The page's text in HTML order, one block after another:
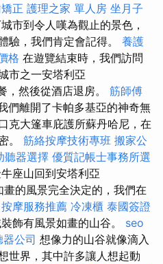
正 護理之家 單人房 坐月子
市到令人嘆為觀止的景色，
驗，我們肯定會記得。 養護
格 在遊覽結束時，我們訪問
市之一安塔利亞
，然後從酒店退房。 筋師傅
們離開了卡帕多基亞的神奇無
克大篷車庇護所蘇丹哈尼，在
。 筋絡按摩技術專班 搬家公
聽器選擇 優質記帳士事務所選
座山回到安塔利亞
畫的風景完全決定的，我們在
按摩服務推薦 冷凍櫃 泰國簽證
飾有風景如畫的山谷。 seo
器公司 想像力的山谷就像滴入
世界，其中許多讓人想起動